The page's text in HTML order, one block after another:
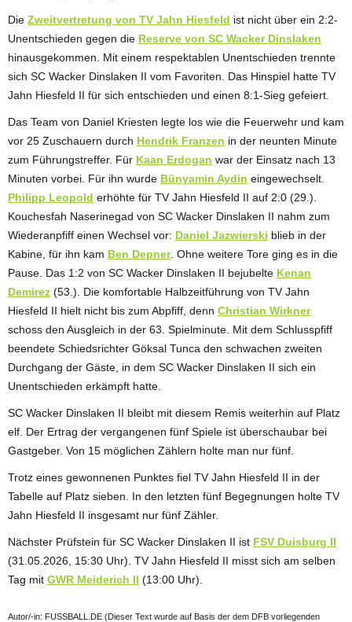
Die Zweitvertretung von TV Jahn Hiesfeld ist nicht über ein 2:2-
Unentschieden gegen die Reserve von SC Wacker Dinslaken
hinausgekommen. Mit einem respektablen Unentschieden trennte
sich SC Wacker Dinslaken II vom Favoriten. Das Hinspiel hatte TV
Jahn Hiesfeld II für sich entschieden und einen 8:1-Sieg gefeiert.
Das Team von Daniel Kriesten legte los wie die Feuerwehr und kam
vor 25 Zuschauern durch Hendrik Franzen in der neunten Minute
zum Führungstreffer. Für Kaan Erdogan war der Einsatz nach 13
Minuten vorbei. Für ihn wurde Bünyamin Aydin eingewechselt.
Philipp Leopold erhöhte für TV Jahn Hiesfeld II auf 2:0 (29.).
Kouchesfah Naserinegad von SC Wacker Dinslaken II nahm zum
Wiederanpfiff einen Wechsel vor: Daniel Jazwierski blieb in der
Kabine, für ihn kam Ben Depner. Ohne weitere Tore ging es in die
Pause. Das 1:2 von SC Wacker Dinslaken II bejubelte Kenan
Demirez (53.). Die komfortable Halbzeitführung von TV Jahn
Hiesfeld II hielt nicht bis zum Abpfiff, denn Christian Wirkner
schoss den Ausgleich in der 63. Spielminute. Mit dem Schlusspfiff
beendete Schiedsrichter Göksal Tunca den schwachen zweiten
Durchgang der Gäste, in dem SC Wacker Dinslaken II sich ein
Unentschieden erkämpft hatte.
SC Wacker Dinslaken II bleibt mit diesem Remis weiterhin auf Platz
elf. Der Ertrag der vergangenen fünf Spiele ist überschaubar bei
Gastgeber. Von 15 möglichen Zählern holte man nur fünf.
Trotz eines gewonnenen Punktes fiel TV Jahn Hiesfeld II in der
Tabelle auf Platz sieben. In den letzten fünf Begegnungen holte TV
Jahn Hiesfeld II insgesamt nur fünf Zähler.
Nächster Prüfstein für SC Wacker Dinslaken II ist FSV Duisburg II
(31.05.2026, 15:30 Uhr). TV Jahn Hiesfeld II misst sich am selben
Tag mit GWR Meiderich II (13:00 Uhr).
Autor/-in: FUSSBALL.DE (Dieser Text wurde auf Basis der dem DFB vorliegenden